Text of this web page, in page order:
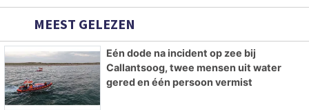
MEEST GELEZEN
Eén dode na incident op zee bij
Callantsoog, twee mensen uit water
gered en één persoon vermist